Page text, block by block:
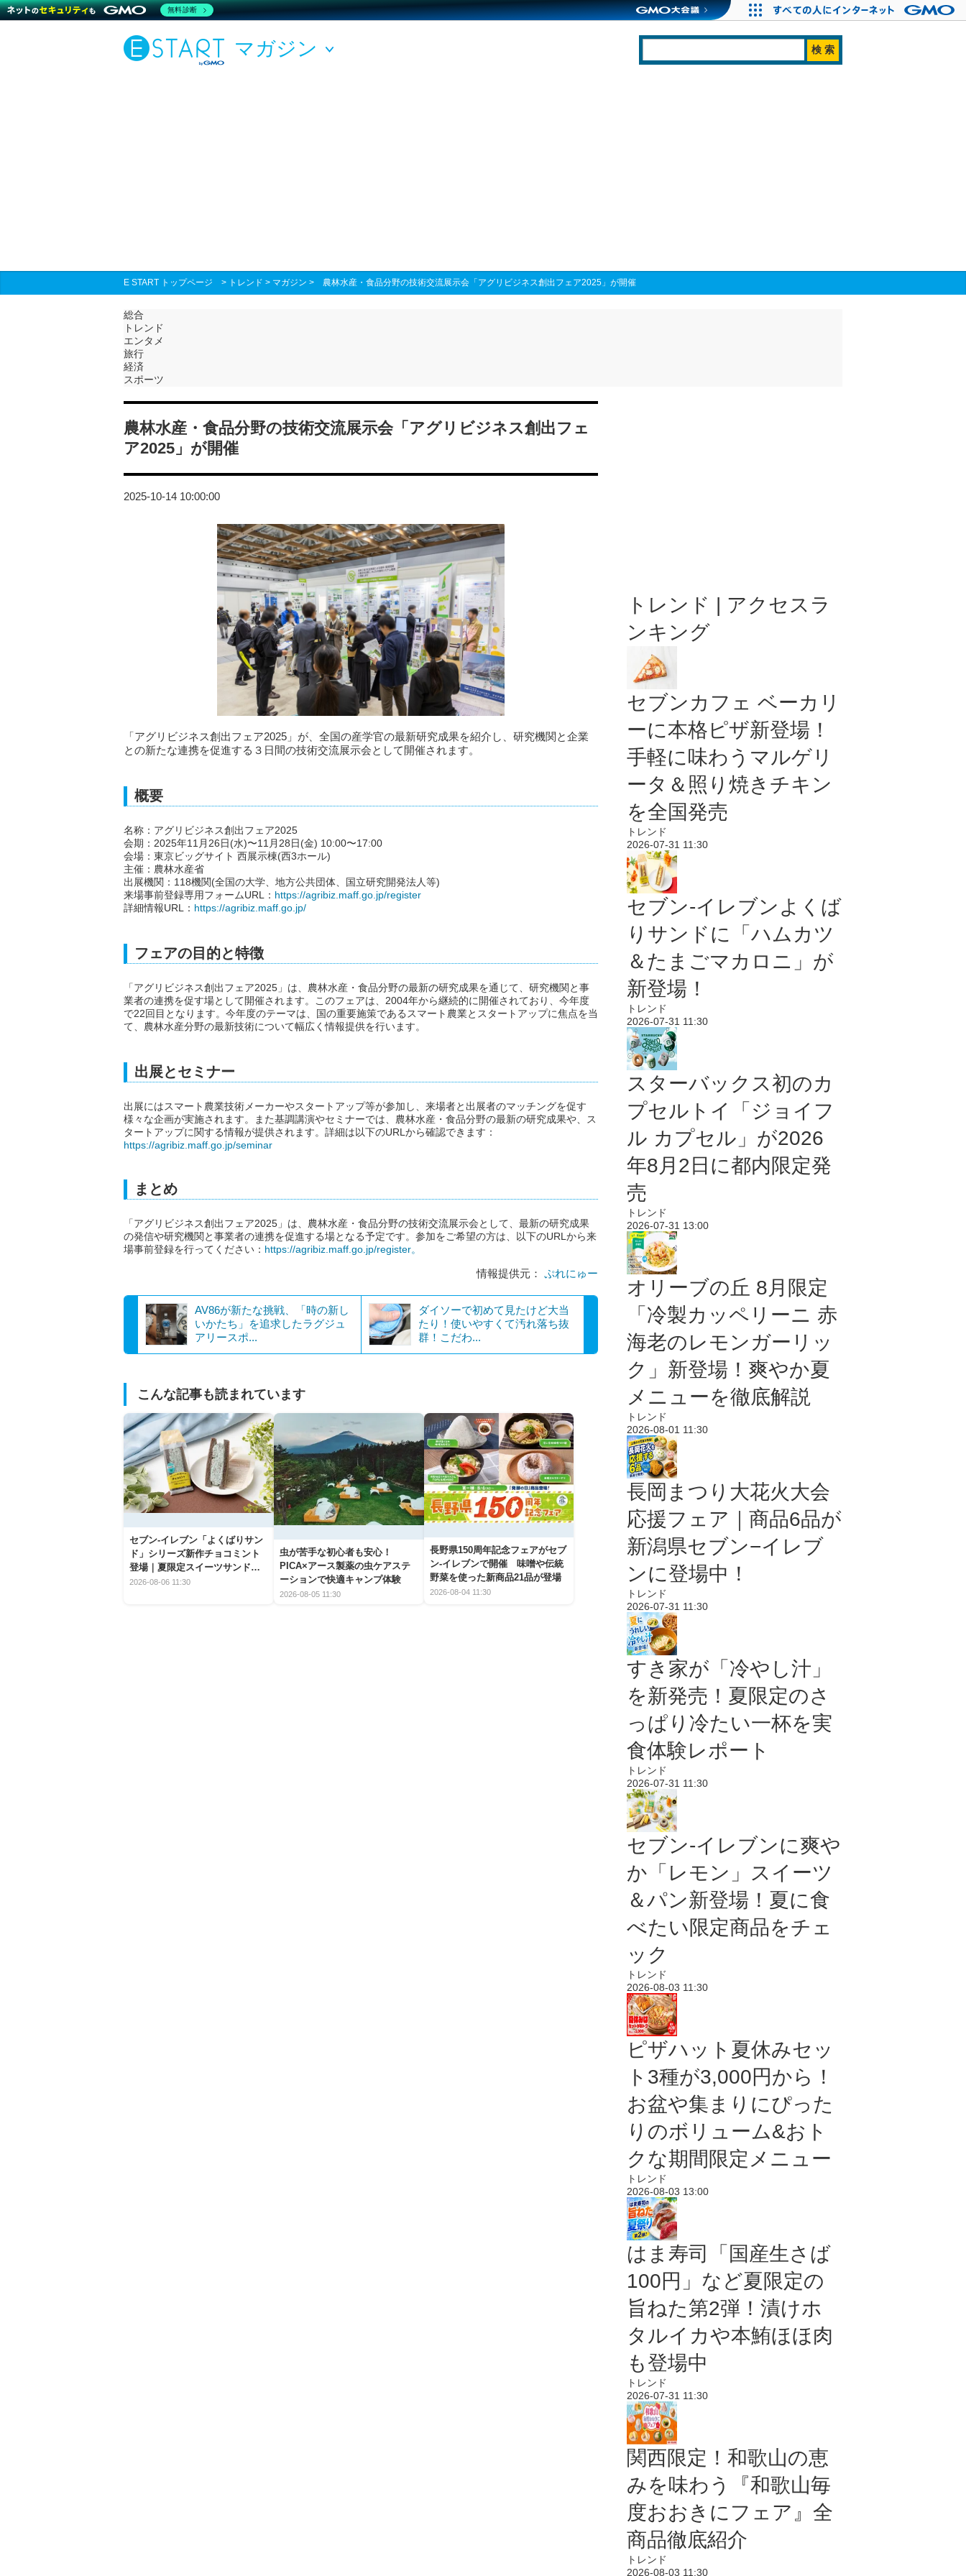
マガジン
E START トップページ > トレンド > マガジン > 農林水産・食品分野の技術交流展示会「アグリビジネス創出フェア2025」が開催
総合
トレンド
エンタメ
旅行
経済
スポーツ
農林水産・食品分野の技術交流展示会「アグリビジネス創出フェ
ア2025」が開催
2025-10-14 10:00:00
「アグリビジネス創出フェア2025」が、全国の産学官の最新研究成果を紹介し、研究機関と企業
との新たな連携を促進する３日間の技術交流展示会として開催されます。
概要
名称：アグリビジネス創出フェア2025
会期：2025年11月26日(水)〜11月28日(金) 10:00〜17:00
会場：東京ビッグサイト 西展示棟(西3ホール)
主催：農林水産省
出展機関：118機関(全国の大学、地方公共団体、国立研究開発法人等)
来場事前登録専用フォームURL： https://agribiz.maff.go.jp/register
詳細情報URL： https://agribiz.maff.go.jp/
フェアの目的と特徴
「アグリビジネス創出フェア2025」は、農林水産・食品分野の最新の研究成果を通じて、研究機関と事
業者の連携を促す場として開催されます。このフェアは、2004年から継続的に開催されており、今年度
で22回目となります。今年度のテーマは、国の重要施策であるスマート農業とスタートアップに焦点を当
て、農林水産分野の最新技術について幅広く情報提供を行います。
出展とセミナー
出展にはスマート農業技術メーカーやスタートアップ等が参加し、来場者と出展者のマッチングを促す
様々な企画が実施されます。また基調講演やセミナーでは、農林水産・食品分野の最新の研究成果や、ス
タートアップに関する情報が提供されます。詳細は以下のURLから確認できます：
https://agribiz.maff.go.jp/seminar
まとめ
「アグリビジネス創出フェア2025」は、農林水産・食品分野の技術交流展示会として、最新の研究成果
の発信や研究機関と事業者の連携を促進する場となる予定です。参加をご希望の方は、以下のURLから来
場事前登録を行ってください： https://agribiz.maff.go.jp/register。
情報提供元： ぷれにゅー
AV86が新たな挑戦、「時の新し
いかたち」を追求したラグジュ
アリースポ...
ダイソーで初めて見たけど大当
たり！使いやすくて汚れ落ち抜
群！こだわ...
こんな記事も読まれています
セブン‐イレブン「よくばりサン
ド」シリーズ新作チョコミント
登場｜夏限定スイーツサンドの
爽快な魅力
2026-08-06 11:30
虫が苦手な初心者も安心！
PICA×アース製薬の虫ケアステ
ーションで快適キャンプ体験
2026-08-05 11:30
長野県150周年記念フェアがセブ
ン-イレブンで開催 味噌や伝統
野菜を使った新商品21品が登場
2026-08-04 11:30
トレンド | アクセスラ
ンキング
セブンカフェ ベーカリ
ーに本格ピザ新登場！
手軽に味わうマルゲリ
ータ＆照り焼きチキン
を全国発売
トレンド
2026-07-31 11:30
セブン‐イレブンよくば
りサンドに「ハムカツ
＆たまごマカロニ」が
新登場！
トレンド
2026-07-31 11:30
スターバックス初のカ
プセルトイ「ジョイフ
ル カプセル」が2026
年8月2日に都内限定発
売
トレンド
2026-07-31 13:00
オリーブの丘 8月限定
「冷製カッペリーニ 赤
海老のレモンガーリッ
ク」新登場！爽やか夏
メニューを徹底解説
トレンド
2026-08-01 11:30
長岡まつり大花火大会
応援フェア｜商品6品が
新潟県セブン−イレブ
ンに登場中！
トレンド
2026-07-31 11:30
すき家が「冷やし汁」
を新発売！夏限定のさ
っぱり冷たい一杯を実
食体験レポート
トレンド
2026-07-31 11:30
セブン‐イレブンに爽や
か「レモン」スイーツ
＆パン新登場！夏に食
べたい限定商品をチェ
ック
トレンド
2026-08-03 11:30
ピザハット夏休みセッ
ト3種が3,000円から！
お盆や集まりにぴった
りのボリューム&おト
クな期間限定メニュー
トレンド
2026-08-03 13:00
はま寿司「国産生さば
100円」など夏限定の
旨ねた第2弾！漬けホ
タルイカや本鮪ほほ肉
も登場中
トレンド
2026-07-31 11:30
関西限定！和歌山の恵
みを味わう『和歌山毎
度おおきにフェア』全
商品徹底紹介
トレンド
2026-08-03 11:30
無料診断